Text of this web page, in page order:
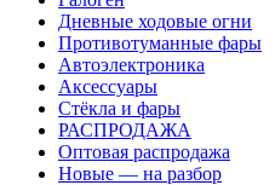
Дневные ходовые огни
Противотуманные фары
Автоэлектроника
Аксессуары
Стёкла и фары
РАСПРОДАЖА
Оптовая распродажа
Новые — на разбор